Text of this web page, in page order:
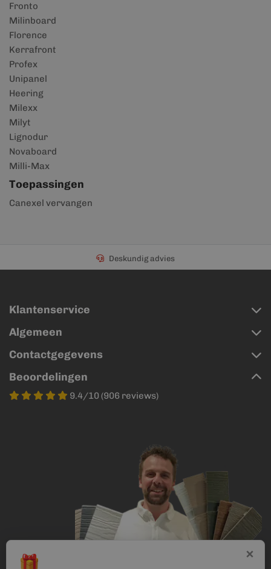
Fronto
Milinboard
Florence
Kerrafront
Profex
Unipanel
Heering
Milexx
Milyt
Lignodur
Novaboard
Milli-Max
Toepassingen
Canexel vervangen
Deskundig advies
Klantenservice
Algemeen
Contactgegevens
Beoordelingen
9.4/10 (906 reviews)
×
🎁